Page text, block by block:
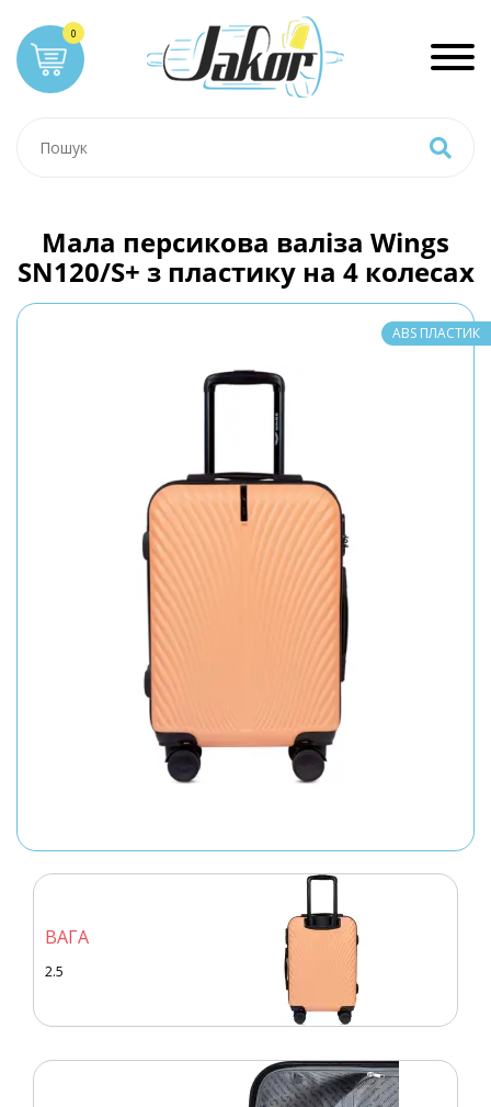
Мала персикова валіза Wings
SN120/S+ з пластику на 4 колесах
ВАГА
2.5
ABS ПЛАСТИК